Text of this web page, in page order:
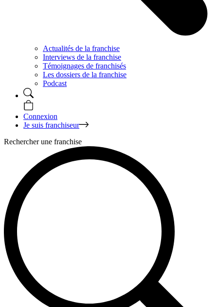
Actualités de la franchise
Interviews de la franchise
Témoignages de franchisés
Les dossiers de la franchise
Podcast
Connexion
Je suis franchiseur
Rechercher une franchise